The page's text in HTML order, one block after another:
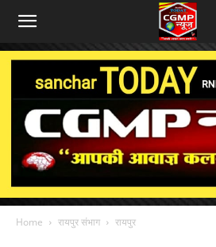
Home रायपुर संभाग रायपुर